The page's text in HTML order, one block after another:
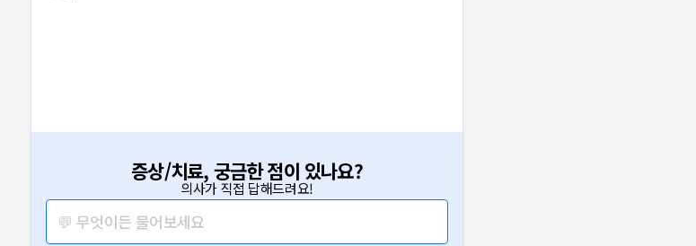
증상/치료, 궁금한 점이 있나요?
의사가 직접 답해드려요!
💬 무엇이든 물어보세요